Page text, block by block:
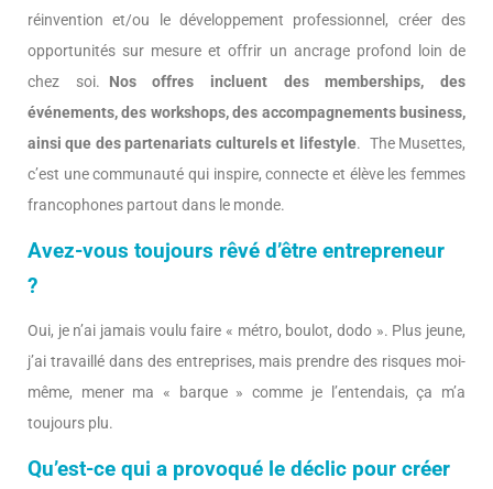
réinvention et/ou le développement professionnel, créer des
opportunités sur mesure et offrir un ancrage profond loin de
chez soi. Nos offres incluent des memberships, des
événements, des workshops, des accompagnements business,
ainsi que des partenariats culturels et lifestyle. The Musettes,
c’est une communauté qui inspire, connecte et élève les femmes
francophones partout dans le monde.
Avez-vous toujours rêvé d’être entrepreneur
?
Oui, je n’ai jamais voulu faire « métro, boulot, dodo ». Plus jeune,
j’ai travaillé dans des entreprises, mais prendre des risques moi-
même, mener ma « barque » comme je l’entendais, ça m’a
toujours plu.
Qu’est-ce qui a provoqué le déclic pour créer